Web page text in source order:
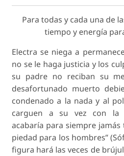
Para todas y cada una de
tiempo y energía
Electra se niega a
no se le haga justicia y los
su padre no reciban su
desafortunado muerto
condenado a la nada y al
carguen a su vez con la
acabaría para siempre
piedad para los hombres”
figura hará las veces de